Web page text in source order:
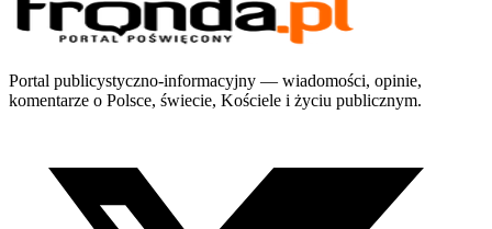
Portal publicystyczno-informacyjny — wiadomości, opinie,
komentarze o Polsce, świecie, Kościele i życiu publicznym.